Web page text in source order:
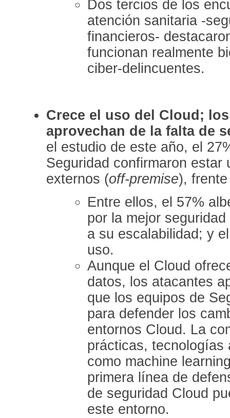
Dos tercios de los
atención sanitaria -
financieros-
funcionan realmente
ciber-delincuentes.
Crece el uso del Cloud;
aprovechan de la falta de
el estudio de este año, el
Seguridad confirmaron estar
externos (off-premise),
Entre ellos, el 57%
por la mejor
a su escalabilidad; y
uso.
Aunque el Cloud
datos, los atacantes
que los equipos de
para defender los
entornos Cloud. La
prácticas, tecnologías
como machine
primera línea de
de seguridad Cloud
este entorno.